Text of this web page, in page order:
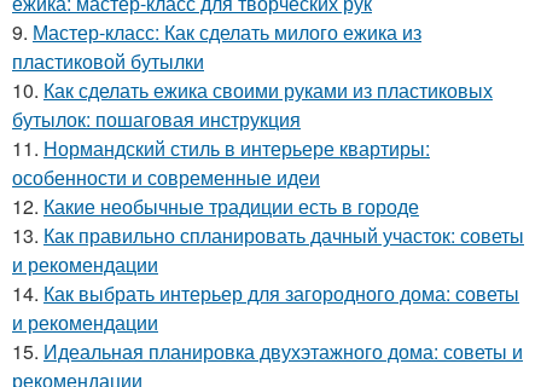
9. Мастер-класс: Как сделать милого ежика из
пластиковой бутылки
10. Как сделать ежика своими руками из пластиковых
бутылок: пошаговая инструкция
11. Нормандский стиль в интерьере квартиры:
особенности и современные идеи
12. Какие необычные традиции есть в городе
13. Как правильно спланировать дачный участок: советы
и рекомендации
14. Как выбрать интерьер для загородного дома: советы
и рекомендации
15. Идеальная планировка двухэтажного дома: советы и
рекомендации